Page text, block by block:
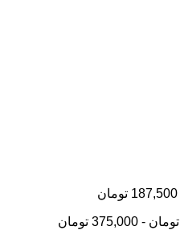
187,500 تومان
تومان -
375,000 تومان